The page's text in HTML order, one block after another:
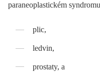
paraneoplastickém
plic,
ledvin,
prostaty, a